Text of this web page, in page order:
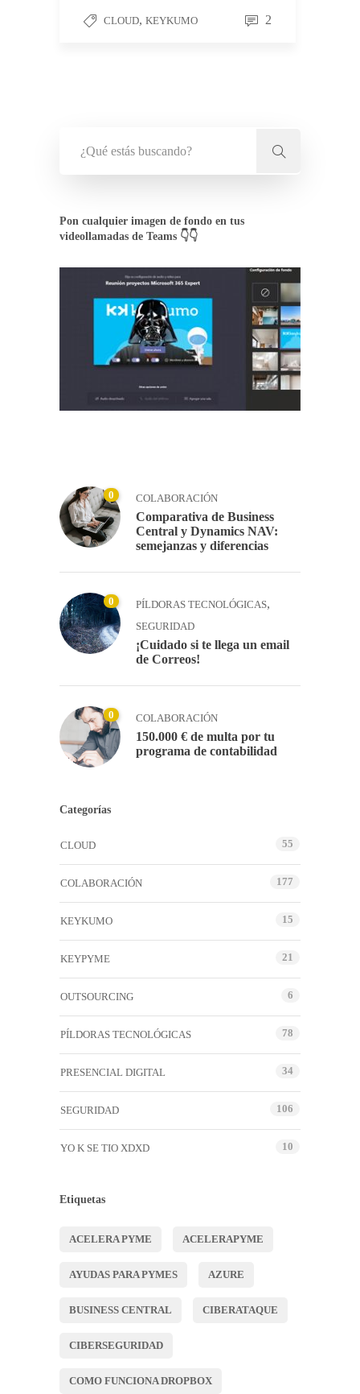
CLOUD, KEYKUMO 2
Pon cualquier imagen de fondo en tus
videollamadas de Teams 👇👇
0 COLABORACIÓN
Comparativa de Business
Central y Dynamics NAV:
semejanzas y diferencias
0 PÍLDORAS TECNOLÓGICAS,
SEGURIDAD
¡Cuidado si te llega un email
de Correos!
0 COLABORACIÓN
150.000 € de multa por tu
programa de contabilidad
Categorías
CLOUD 55
COLABORACIÓN 177
KEYKUMO 15
KEYPYME 21
OUTSOURCING 6
PÍLDORAS TECNOLÓGICAS 78
PRESENCIAL DIGITAL 34
SEGURIDAD 106
YO K SE TIO XDXD 10
Etiquetas
ACELERA PYME ACELERAPYME
AYUDAS PARA PYMES AZURE
BUSINESS CENTRAL CIBERATAQUE
CIBERSEGURIDAD
COMO FUNCIONA DROPBOX